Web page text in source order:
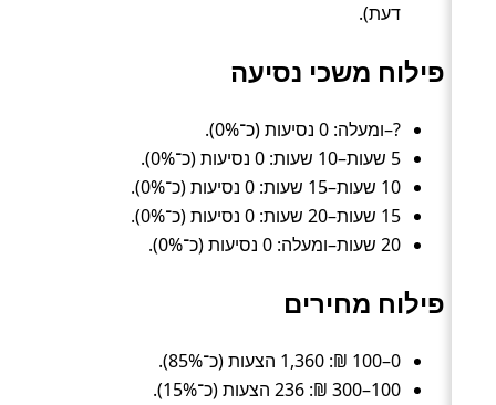
דעת).
פילוח משכי נסיעה
?–ומעלה: 0 נסיעות (כ־0%).
5 שעות–10 שעות: 0 נסיעות (כ־0%).
10 שעות–15 שעות: 0 נסיעות (כ־0%).
15 שעות–20 שעות: 0 נסיעות (כ־0%).
20 שעות–ומעלה: 0 נסיעות (כ־0%).
פילוח מחירים
0–100 ₪: 1,360 הצעות (כ־85%).
100–300 ₪: 236 הצעות (כ־15%).